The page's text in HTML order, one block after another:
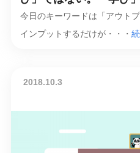
今日のキーワードは「アウト
インプットするだけが・・・
2018.10.3